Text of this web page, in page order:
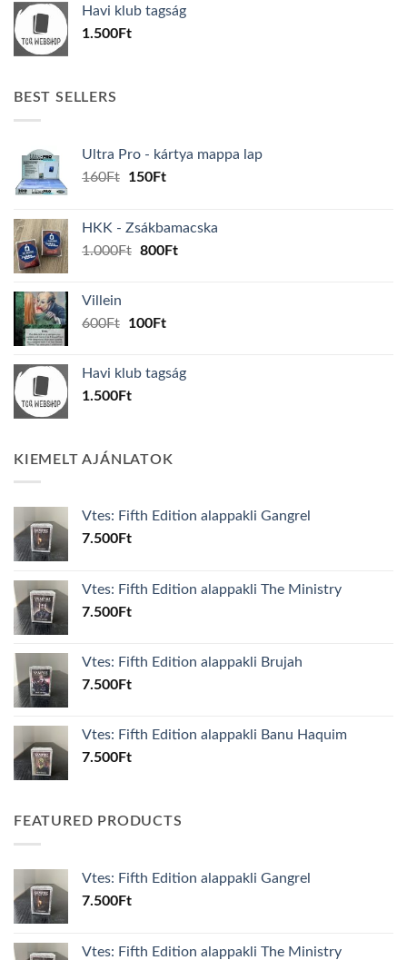
600Ft.100Ft.
Havi klub tagság
1.500Ft
BEST SELLERS
Ultra Pro - kártya mappa lap
160Ft
Original
160Ft.
150FtCurrent
150Ft.
HKK - Zsákbamacska
1.000Ft Original
800FtCurrent
Villein
600Ft
Original
600Ft.
100FtCurrent
100Ft.
Havi klub tagság
1.500Ft
KIEMELT AJÁNLATOK
Vtes: Fifth Edition alappakli Gangrel
7.500Ft
Vtes: Fifth Edition alappakli The Ministry
7.500Ft
Vtes: Fifth Edition alappakli Brujah
7.500Ft
Vtes: Fifth Edition alappakli Banu Haquim
7.500Ft
FEATURED PRODUCTS
Vtes: Fifth Edition alappakli Gangrel
7.500Ft
Vtes: Fifth Edition alappakli The Ministry